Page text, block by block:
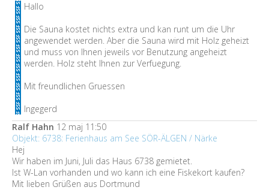
Hallo
Die Sauna kostet nichts extra und kan runt um die Uhr
angewendet werden. Aber die Sauna wird mit Holz geheizt
und muss von Ihnen jeweils vor Benutzung angeheizt
werden. Holz steht Ihnen zur Verfuegung.
Mit freundlichen Gruessen
Ingegerd
Ralf Hahn 12 maj 11:50
Objekt: 6738: Ferienhaus am See SÖR-ÄLGEN / Närke
Hej
Wir haben im Juni, Juli das Haus 6738 gemietet.
Ist W-Lan vorhanden und wo kann ich eine Fiskekort kaufen?
Mit lieben Grüßen aus Dortmund